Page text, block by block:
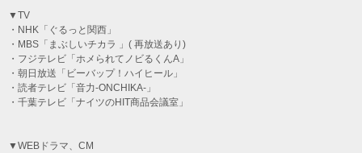
▼TV
・NHK「ぐるっと関西」
・MBS「まぶしいチカラ 」( 再放送あり)
・フジテレビ「ホメられてノビるくんA」
・朝日放送「ビーバップ！ハイヒール」
・読者テレビ「音力-ONCHIKA-」
・千葉テレビ「ナイツのHIT商品会議室」
▼WEBドラマ、CM